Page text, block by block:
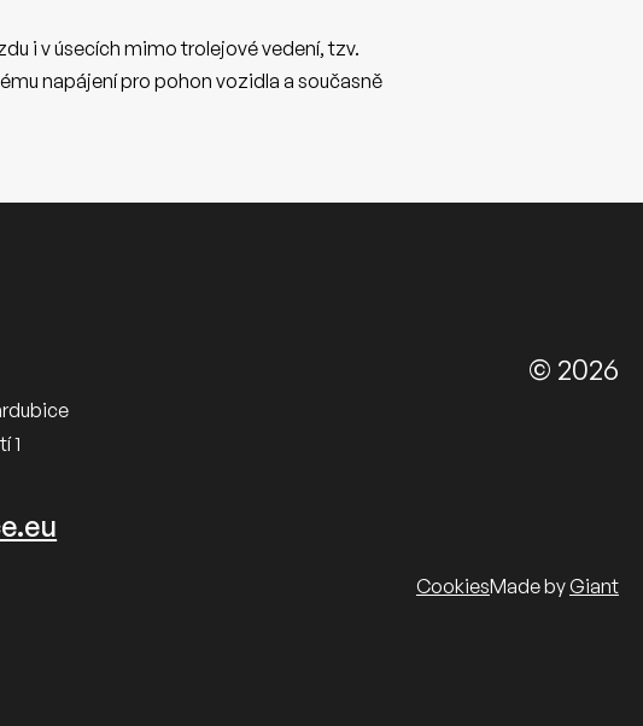
i v úsecích mimo trolejové vedení, tzv.
napájení pro pohon vozidla a současně
1
© 2026
CookiesMade byGiant